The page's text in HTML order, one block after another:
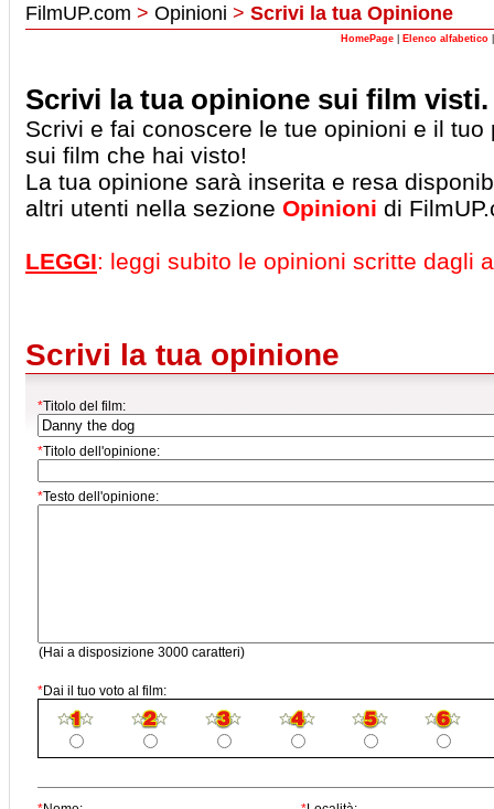
FilmUP.com > Opinioni > Scrivi la tua Opinione
HomePage Elenco alfabetico
Scrivi la tua opinione sui film visti.
Scrivi e fai conoscere le tue opinioni e il tuo
sui film che hai visto!
La tua opinione sarà inserita e resa
altri utenti nella sezione Opinioni di
LEGGI: leggi subito le opinioni scritte dagli
Scrivi la tua opinione
*Titolo del film:
*Titolo dell'opinione:
*Testo dell'opinione:
(Hai a disposizione 3000 caratteri)
*Dai il tuo voto al film: